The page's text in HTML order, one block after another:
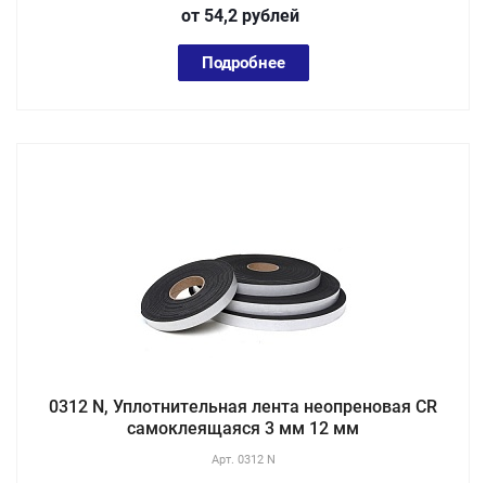
от 54,2 рублей
Подробнее
0312 N, Уплотнительная лента неопреновая CR
самоклеящаяся 3 мм 12 мм
Арт. 0312 N